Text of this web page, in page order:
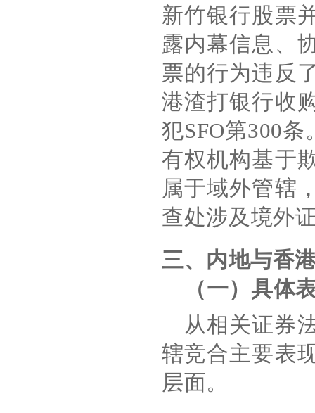
新竹银行股票
露内幕信息、
票的行为违反
港渣打银行收
犯SFO第300条
有权机构基于
属于域外管辖
查处涉及境外
三、内地与香
（一）具体
从相关证券
辖竞合主要表
层面。